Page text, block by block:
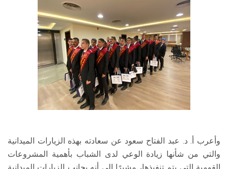
وأعرب أ. د. عبد الفتاح سعود عن سعادته بهذه الزيارات الميدانية
والتي من شأنها زيادة الوعي لدى الشباب بأهمية المشروعات